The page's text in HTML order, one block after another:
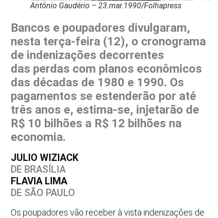
Antônio Gaudério – 23.mar.1990/Folhapress
Bancos e poupadores divulgaram,
nesta terça-feira (12), o cronograma
de indenizações decorrentes
das perdas com planos econômicos
das décadas de 1980 e 1990. Os
pagamentos se estenderão por até
três anos e, estima-se, injetarão de
R$ 10 bilhões a R$ 12 bilhões na
economia.
JULIO WIZIACK
DE BRASÍLIA
FLAVIA LIMA
DE SÃO PAULO
Os poupadores vão receber à vista indenizações de